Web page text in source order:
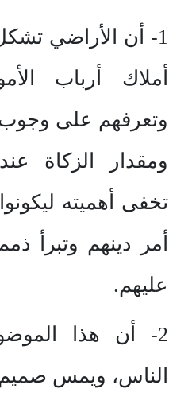
1- أن الأراضي
أملاك أرباب
وتعرفهم على
ومقدار الزكاة
تخفى أهميته
أمر دينهم وتبرأ
عليهم.
2- أن هذا
الناس، ويمس صميم